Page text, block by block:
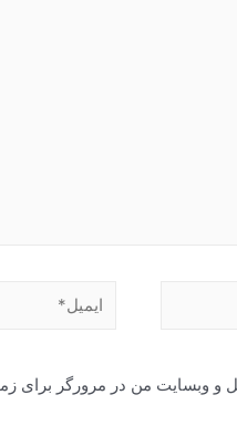
ایمیل*
و وبسایت من در مرورگر برای